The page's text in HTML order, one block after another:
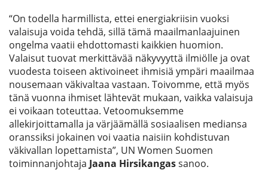
“On todella harmillista, ettei energiakriisin vuoksi
valaisuja voida tehdä, sillä tämä maailmanlaajuinen
ongelma vaatii ehdottomasti kaikkien huomion.
Valaisut tuovat merkittävää näkyvyyttä ilmiölle ja ovat
vuodesta toiseen aktivoineet ihmisiä ympäri maailmaa
nousemaan väkivaltaa vastaan. Toivomme, että myös
tänä vuonna ihmiset lähtevät mukaan, vaikka valaisuja
ei voikaan toteuttaa. Vetoomuksemme
allekirjoittamalla ja värjäämällä sosiaalisen mediansa
oranssiksi jokainen voi vaatia naisiin kohdistuvan
väkivallan lopettamista”, UN Women Suomen
toiminnanjohtaja Jaana Hirsikangassanoo.